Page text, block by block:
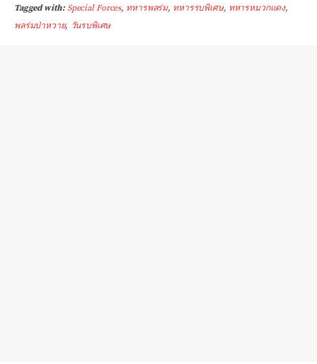
Tagged with: Special Forces, ทหารพลร่ม, ทหารรบพิเศษ, ทหารหมวกแดง,
พลร่มป่าหวาย, วันรบพิเศษ